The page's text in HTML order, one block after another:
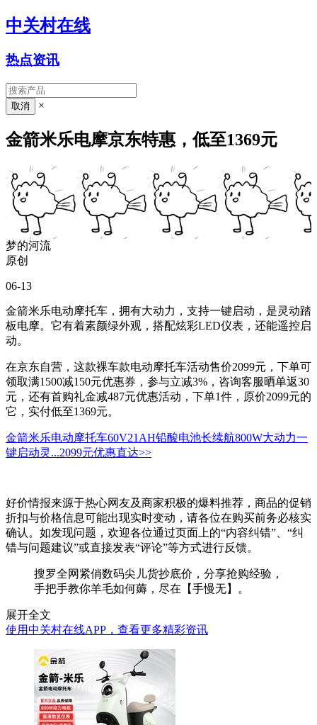
中关村在线
热点资讯
×
金箭米乐电摩京东特惠，低至1369元
梦的河流
原创
06-13
金箭米乐电动摩托车，拥有大动力，支持一键启动，是灵动踏
板电摩。它有着素颜绿外观，搭配炫彩LED仪表，还能遥控启
动。
在京东自营，这款裸车款电动摩托车活动售价2099元，下单可
领取满1500减150元优惠券，参与立减3%，咨询客服晒单返30
元，还有首购礼金减487元优惠活动，下单1件，原价2099元的
它，实付低至1369元。
金箭米乐电动摩托车60V21AH铅酸电池长续航800W大动力一
键启动灵...2099元优惠直达>>
好价情报来源于热心网友及商家积极的爆料推荐，商品的促销
折扣与价格信息可能出现实时变动，请各位在购买前务必核实
确认。如发现问题，欢迎各位通过页面上的“内容纠错”、“纠
错与问题建议”或直接发表“评论”等方式进行反馈。
搜罗全网紧俏数码尖儿货抄底价，分享抢购经验，
手把手教你羊毛如何薅，尽在【手慢无】。
展开全文
使用中关村在线APP，查看更多精彩资讯